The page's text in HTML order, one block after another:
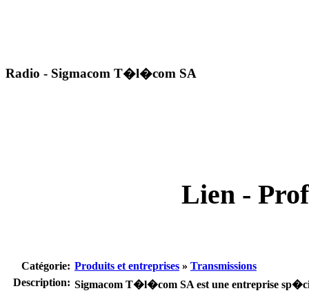
Radio - Sigmacom T�l�com SA
Lien -
Catégorie: Produits et entreprises » Transmissions
Description: Sigmacom T�l�com SA est une entreprise